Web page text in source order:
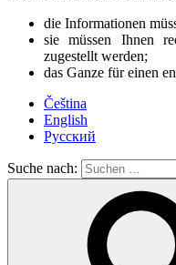
die Informationen
sie müssen Ihnen
zugestellt werden;
das Ganze für einen
Čeština
English
Русский
Suche nach: